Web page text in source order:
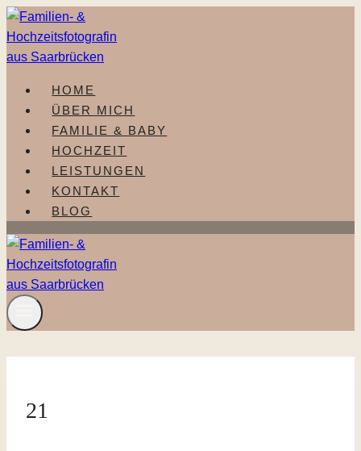
Zum
Inhalt
springen
HOME
ÜBER MICH
FAMILIE & BABY
HOCHZEIT
LEISTUNGEN
KONTAKT
BLOG
21